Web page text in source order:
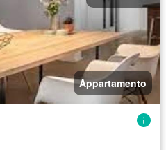
Appartamento